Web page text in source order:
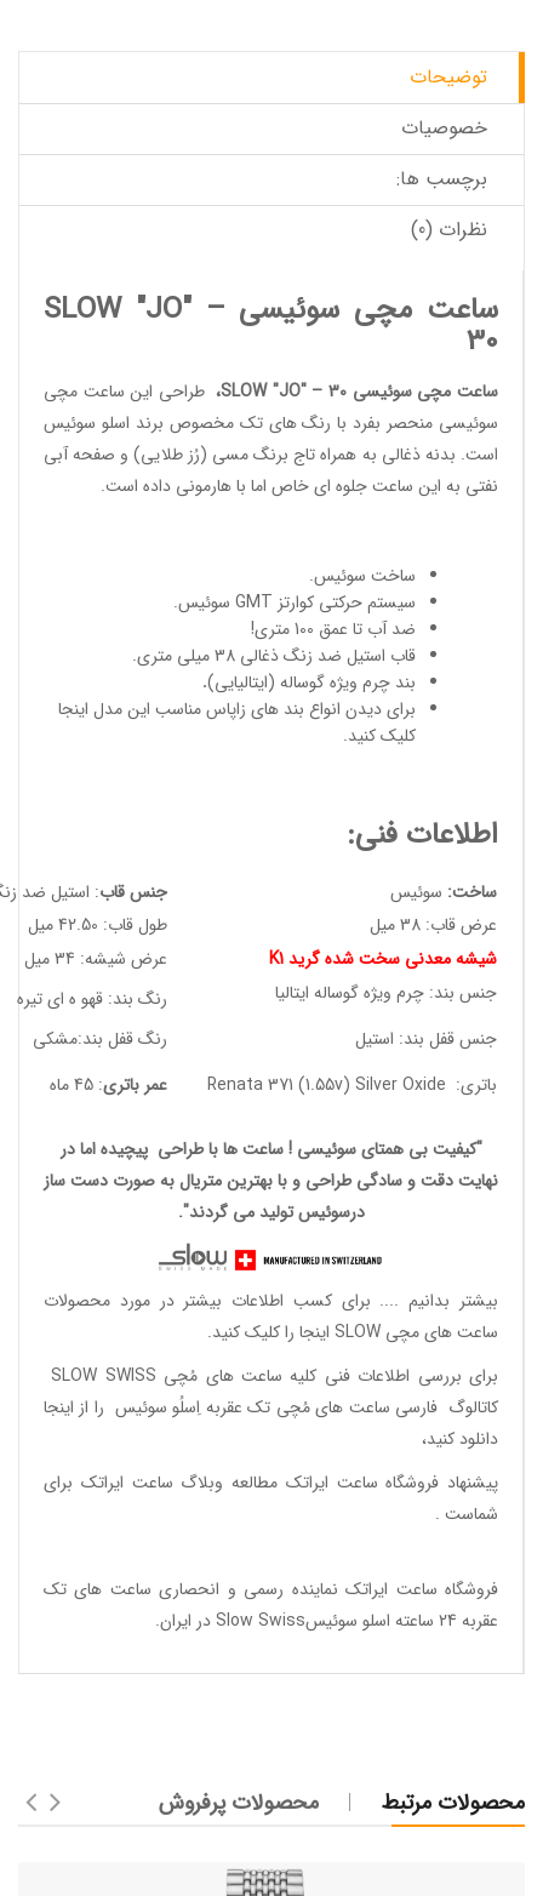
توضیحات
خصوصیات
برچسب ها:
نظرات (0)
ساعت مچی سوئیسی SLOW "JO" –
30
ساعت مچی سوئیسی SLOW "JO" – 30 ،طراحی این ساعت مچی
سوئیسی منحصر بفرد با رنگ های تک مخصوص برند اسلو سوئیس
است. بدنه ذغالی به همراه تاج برنگ مسی (رُز طلایی) و صفحه آبی
نفتی به این ساعت جلوه ای خاص اما با هارمونی داده است.
ساخت سوئیس.
سیستم حرکتی کوارتز GMT سوئیس.
ضد آب تا عمق 100 متری!
قاب استیل ضد زنگ ذغالی 38 میلی متری.
بند چرم ویژه گوساله (ایتالیایی).
برای دیدن انواع بند های زاپاس مناسب این مدل اینجا
کلیک کنید.
اطلاعات فنی:
ساخت: سوئیس جنس قاب: استیل ضد
عرض قاب: 38 میل
طول قاب: 42.50 میل
شیشه معدنی سخت شده گرید K1
عرض شیشه: 34 میل
جنس بند: چرم ویژه گوساله ایتالیا
رنگ بند: قهو ه ای تیره
جنس قفل بند: استیل
رنگ قفل بند:مشکی
باتری: Renata 371 (1.55v) Silver Oxide
عمر باتری: 45 ماه
"کیفیت بی همتای سوئیسی ! ساعت ها با طراحی پیچیده اما در
نهایت دقت و سادگی طراحی و با بهترین متریال به صورت دست ساز
درسوئیس تولید می گردند".
بیشتر بدانیم .... برای کسب اطلاعات بیشتر در مورد محصولات
ساعت های مچی SLOW اینجا را کلیک کنید.
برای بررسی اطلاعات فنی کلیه ساعت های مُچی SLOW SWISS
کاتالوگ فارسی ساعت های مُچی تک عقربه اِسلُو سوئیس را از اینجا
دانلود کنید،
پیشنهاد فروشگاه ساعت ایراتک مطالعه وبلاگ ساعت ایراتک برای
شماست .
فروشگاه ساعت ایراتک نماینده رسمی و انحصاری ساعت های تک
عقربه 24 ساعته اسلو سوئیسSlow Swiss در ایران
.
محصولات مرتبط محصولات پرفروش